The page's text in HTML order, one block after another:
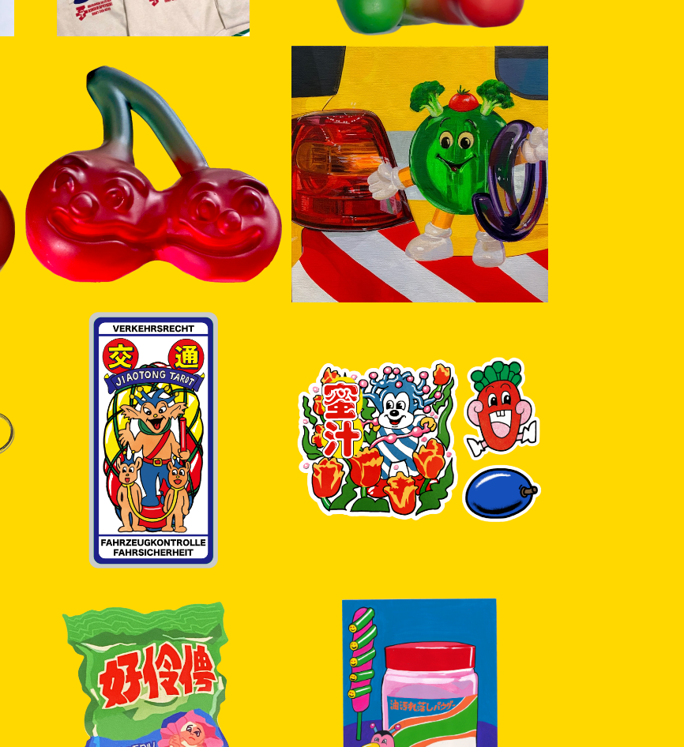
BIG CHERRY GUMMY (SMALL)
¥5,500
SOLD OUT
ピカピカのパトカー
¥80,000
交通タロット
¥2,200
SOLD OUT
蜜汁ステッカー
¥800
SOLD OUT
好伶俜ステッカー
¥500
SOLD OUT
【原画】油汚れ落としパウダー
¥10,000
SOLD OUT